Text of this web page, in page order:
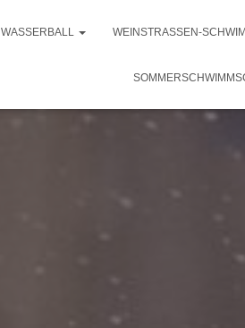
WASSERBALL WEINSTRASSEN-